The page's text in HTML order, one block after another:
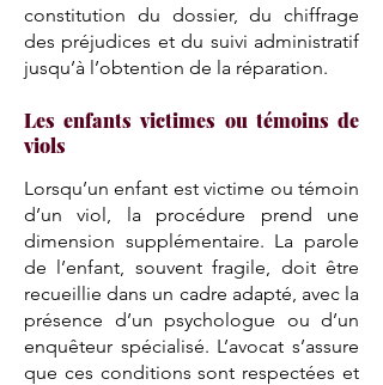
constitution du dossier, du chiffrage
des préjudices et du suivi administratif
jusqu’à l’obtention de la réparation.
Les enfants victimes ou témoins de
viols
Lorsqu’un enfant est victime ou témoin
d’un viol, la procédure prend une
dimension supplémentaire. La parole
de l’enfant, souvent fragile, doit être
recueillie dans un cadre adapté, avec la
présence d’un psychologue ou d’un
enquêteur spécialisé. L’avocat s’assure
que ces conditions sont respectées et